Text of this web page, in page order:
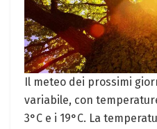
Il meteo dei prossimi
variabile, con
3°C e i 19°C. La